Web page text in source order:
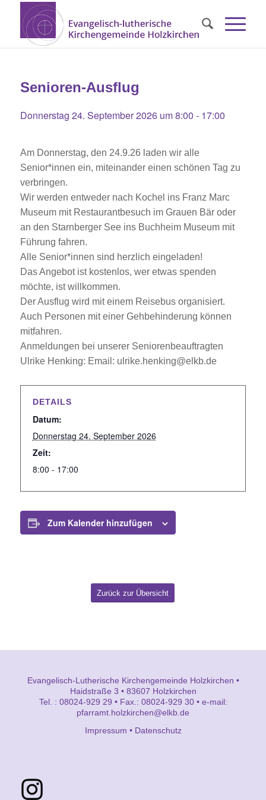
Senioren-Ausflug
Donnerstag 24. September 2026 um 8:00 - 17:00
Am Donnerstag, den 24.9.26 laden wir alle
Senior*innen ein, miteinander einen schönen Tag zu
verbringen.
Wir werden entweder nach Kochel ins Franz Marc
Museum mit Restaurantbesuch im Grauen Bär oder
an den Starnberger See ins Buchheim Museum mit
Führung fahren.
Alle Senior*innen sind herzlich eingeladen!
Das Angebot ist kostenlos, wer etwas spenden
möchte, ist willkommen.
Der Ausflug wird mit einem Reisebus organisiert.
Auch Personen mit einer Gehbehinderung können
mitfahren.
Anmeldungen bei unserer Seniorenbeauftragten
Ulrike Henking: Email: ulrike.henking@elkb.de
DETAILS
Datum:
Donnerstag 24. September 2026
Zeit:
8:00 - 17:00
Zum Kalender hinzufügen
Zurück zur Übersicht
Evangelisch-Lutherische Kirchengemeinde Holzkirchen •
Haidstraße 3 • 83607 Holzkirchen
Tel. : 08024-929 29 • Fax.: 08024-929 30 • e-mail:
pfarramt.holzkirchen@elkb.de
Impressum • Datenschutz